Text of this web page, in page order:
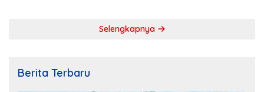
Selengkapnya
Berita Terbaru